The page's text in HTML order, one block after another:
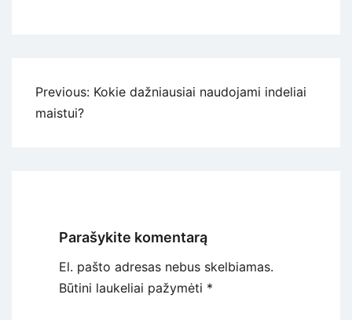
Navigacija
tarp
Previous: Kokie dažniausiai naudojami indeliai
maistui?
Parašykite komentarą
El. pašto adresas nebus skelbiamas.
Būtini laukeliai pažymėti *